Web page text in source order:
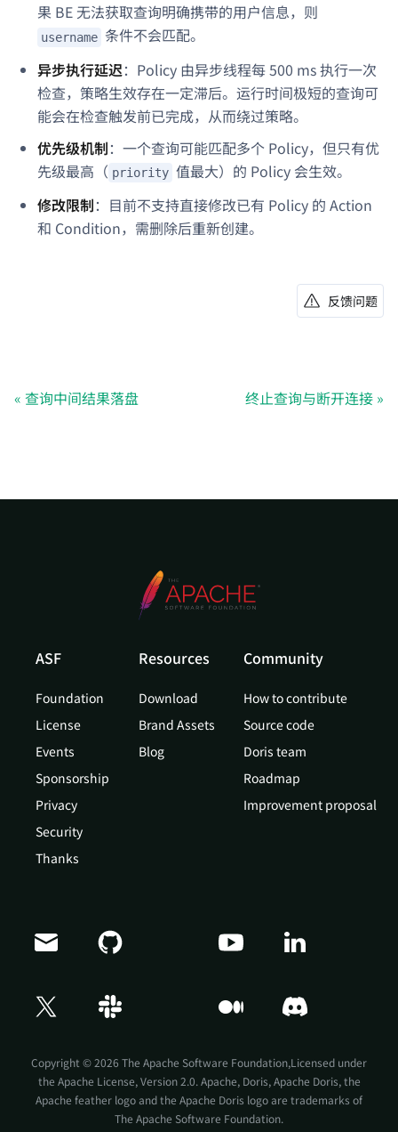
果 BE 无法获取查询明确携带的用户信息，则
username 条件不会匹配。
异步执行延迟：Policy 由异步线程每 500 ms 执行一次
检查，策略生效存在一定滞后。运行时间极短的查询可
能会在检查触发前已完成，从而绕过策略。
优先级机制：一个查询可能匹配多个 Policy，但只有优
先级最高（ priority 值最大）的 Policy 会生效。
修改限制：目前不支持直接修改已有 Policy 的 Action
和 Condition，需删除后重新创建。
反馈问题
查询中间结果落盘 终止查询与断开连接
ASF
Foundation
License
Events
Sponsorship
Privacy
Security
Thanks
Resources
Download
Brand Assets
Blog
Community
How to contribute
Source code
Doris team
Roadmap
Improvement proposal
Copyright © 2026 The Apache Software Foundation,Licensed under
the Apache License, Version 2.0. Apache, Doris, Apache Doris, the
Apache feather logo and the Apache Doris logo are trademarks of
The Apache Software Foundation.
Doris Summit 26